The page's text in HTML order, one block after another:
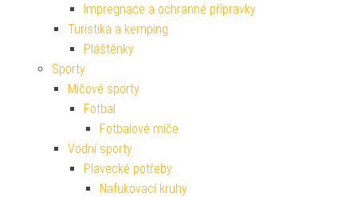
Impregnace a ochranné přípravky
Turistika a kemping
Pláštěnky
Sporty
Míčové sporty
Fotbal
Fotbalové míče
Vodní sporty
Plavecké potřeby
Nafukovací kruhy